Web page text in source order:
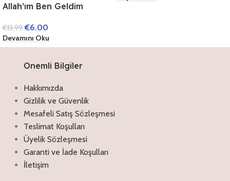
Allah’ım Ben Geldim
€13.99 €6.00
Devamını Oku
Onemli Bilgiler
Hakkımızda
Gizlilik ve Güvenlik
Mesafeli Satış Sözleşmesi
Teslimat Koşulları
Üyelik Sözleşmesi
Garanti ve İade Koşulları
İletişim